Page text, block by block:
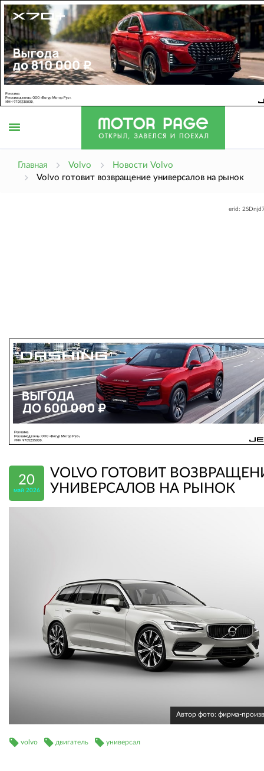
Главная Volvo
Новости Volvo
Volvo готовит возвращение универсалов на рынок
erid:
20
май 2026
VOLVO ГОТОВИТ
УНИВЕРСАЛОВ НА РЫНОК
Автор фото: фирма-
volvo двигатель универсал